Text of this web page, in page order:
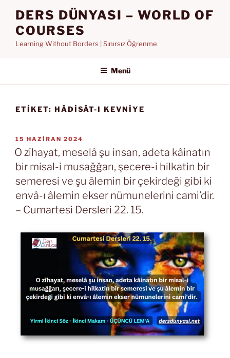
DERS DÜNYASI – WORLD OF
COURSES
Learning Without Borders | Sınırsız Öğrenme
Menü
ETIKET: HÂDISÂT-I KEVNIYE
YAYIM
TARIHI
15 HAZIRAN 2024
O zîhayat, meselâ şu insan, adeta kâinatın
bir misal-i musağğarı, şecere-i hilkatin bir
semeresi ve şu âlemin bir çekirdeği gibi ki
envâ-ı âlemin ekser nümunelerini cami’dir.
– Cumartesi Dersleri 22. 15.